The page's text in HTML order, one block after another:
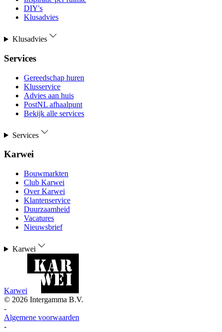
DIY's
Klusadvies
Klusadvies
Services
Gereedschap huren
Klusservice
Advies aan huis
PostNL afhaalpunt
Bekijk alle services
Services
Karwei
Bouwmarkten
Club Karwei
Over Karwei
Klantenservice
Duurzaamheid
Vacatures
Nieuwsbrief
Karwei
Karwei
© 2026 Intergamma B.V.
-
Algemene voorwaarden
-